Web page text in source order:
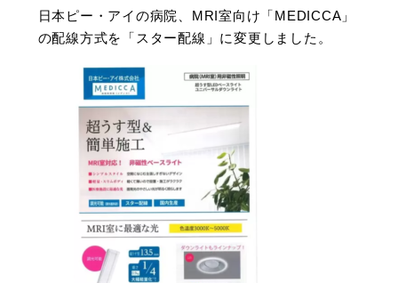
日本ピー・アイの病院、MRI室向け「MEDICCA」
の配線方式を「スター配線」に変更しました。